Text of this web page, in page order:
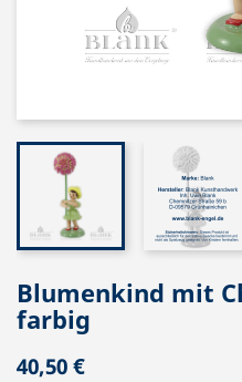
Blumenkind mit
farbig
40,50 €